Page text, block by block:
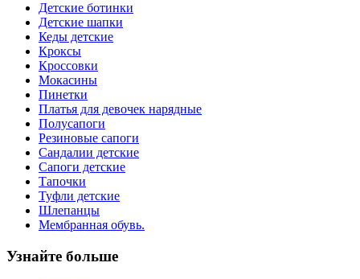
Детские ботинки
Детские шапки
Кеды детские
Кроксы
Кроссовки
Мокасины
Пинетки
Платья для девочек нарядные
Полусапоги
Резиновые сапоги
Сандалии детские
Сапоги детские
Тапочки
Туфли детские
Шлепанцы
Мембранная обувь.
Узнайте больше